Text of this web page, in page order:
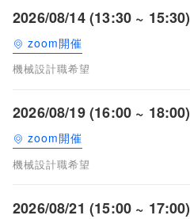
2026/08/14 (13:30 ~ 15:30)
zoom開催
機械設計職希望
2026/08/19 (16:00 ~ 18:00)
zoom開催
機械設計職希望
2026/08/21 (15:00 ~ 17:00)